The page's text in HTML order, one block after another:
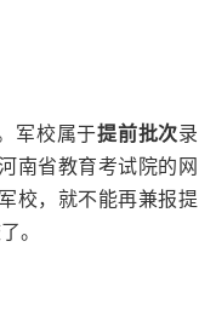
军校属于提前批次录
南省教育考试院的网
校，就不能再兼报提
。